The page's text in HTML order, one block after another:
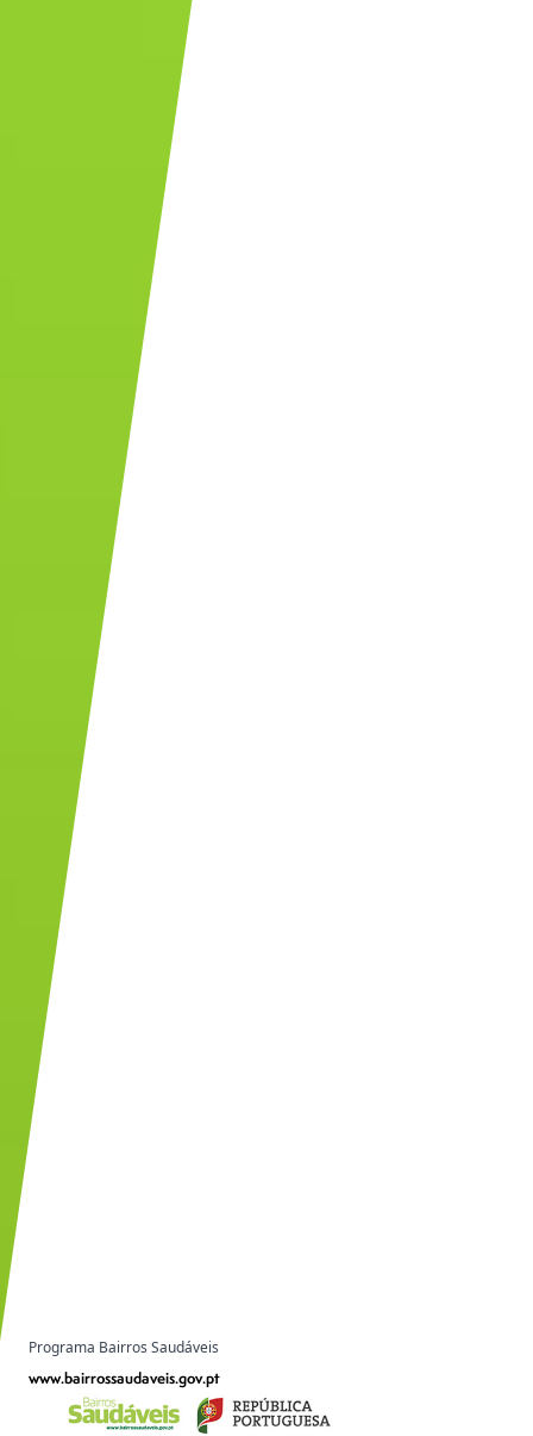
Programa Bairros Saudáveis
www.bairrossaudaveis.gov.pt